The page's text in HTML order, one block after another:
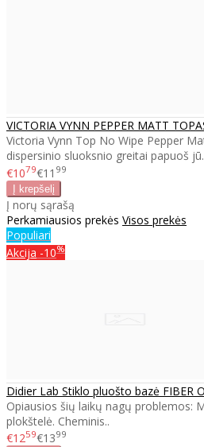
VICTORIA VYNN PEPPER MATT
Victoria Vynn Top No Wipe Pepper
dispersinio sluoksnio greitai papuoš
€1079€11 99
Į norų sąrašą
Perkamiausios prekės Visos prekės
Populiari
Akcija -10%
Didier Lab Stiklo pluošto bazė FIBER
Opiausios šių laikų nagų problemos:
plokštelė. Cheminis..
€1259€1399